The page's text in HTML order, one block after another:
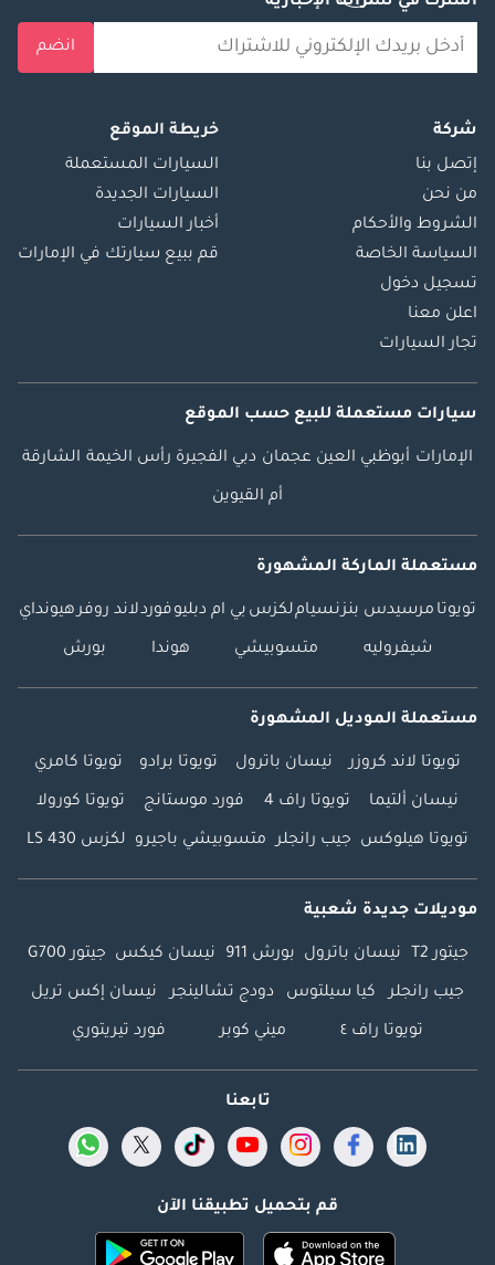
انضم
شركة
إتصل بنا
من نحن
الشروط والأحكام
السياسة الخاصة
تسجيل دخول
اعلن معنا
تجار السيارات
خريطة الموقع
السيارات المستعملة
السيارات الجديدة
أخبار السيارات
قم ببيع سيارتك في الإمارات
سيارات مستعملة للبيع حسب الموقع
الإمارات أبوظبي العين عجمان دبي الفجيرة رأس الخيمة الشارقة
أم القيوين
مستعملة الماركة المشهورة
تويوتا مرسيدس بنزنسياملكزس بي ام دبليوفوردلاند روفرهيونداي
شيفروليه متسوبيشي هوندا بورش
مستعملة الموديل المشهورة
تويوتا لاند كروزر نيسان باترول تويوتا برادو تويوتا كامري
نيسان ألتيما تويوتا راف 4 فورد موستانج تويوتا كورولا
تويوتا هيلوكس جيب رانجلر متسوبيشي باجيرو لكزس LS 430
موديلات جديدة شعبية
جيتور T2 نيسان باترول بورش 911 نيسان كيكس جيتور G700
جيب رانجلر كيا سيلتوس دودج تشالينجر نيسان إكس تريل
تويوتا راف ٤ ميني كوبر فورد تيريتوري
تابعنا
قم بتحميل تطبيقنا الآن